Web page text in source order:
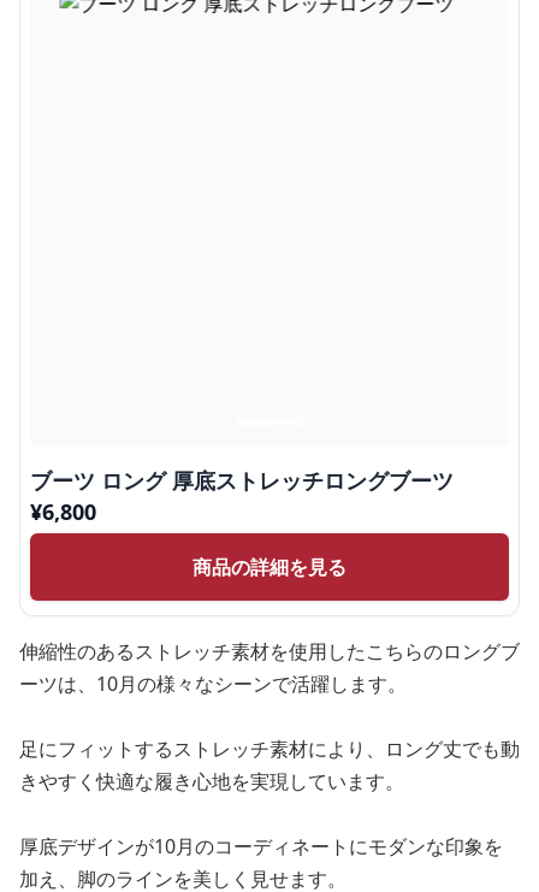
ブーツ ロング 厚底ストレッチロングブーツ
¥6,800
商品の詳細を見る
伸縮性のあるストレッチ素材を使用したこちらのロングブ
ーツは、10月の様々なシーンで活躍します。
足にフィットするストレッチ素材により、ロング丈でも動
きやすく快適な履き心地を実現しています。
厚底デザインが10月のコーディネートにモダンな印象を
加え、脚のラインを美しく見せます。